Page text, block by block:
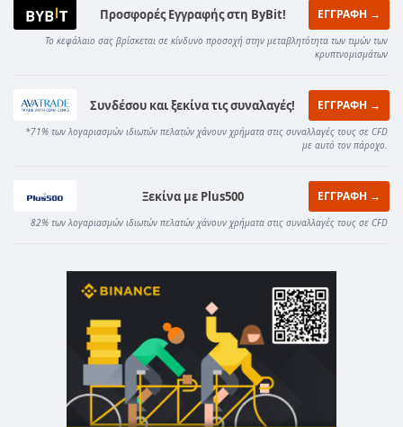
Προσφορές Εγγραφής στη ByBit! ΕΓΓΡΑΦΗ →
Το κεφάλαιο σας βρίσκεται σε κίνδυνο προσοχή στην μεταβλητότητα των τιμών των
κρυπτνομισμάτων
Συνδέσου και ξεκίνα τις συναλαγές! ΕΓΓΡΑΦΗ →
*71% των λογαριασμών ιδιωτών πελατών χάνουν χρήματα στις συναλλαγές τους σε CFD
με αυτό τον πάροχο.
Ξεκίνα με Plus500 ΕΓΓΡΑΦΗ →
82% των λογαριασμών ιδιωτών πελατών χάνουν χρήματα στις συναλλαγές τους σε CFD